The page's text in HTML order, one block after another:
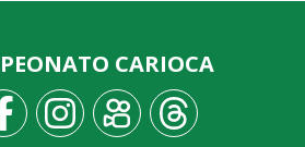
CARIOCA